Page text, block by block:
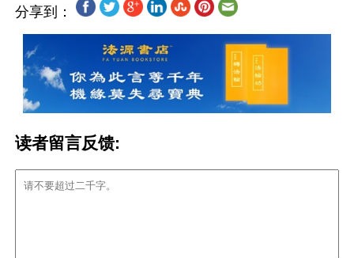
分享到：
读者留言反馈: